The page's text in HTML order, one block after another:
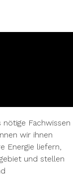
Fachwissen
wir ihnen
Energie liefern,
und stellen